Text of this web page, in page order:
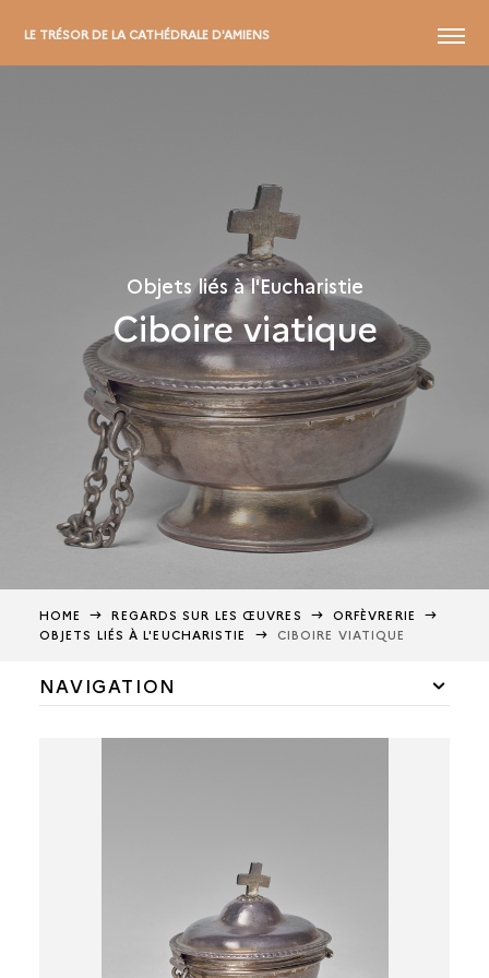
LE TRÉSOR DE LA CATHÉDRALE D'AMIENS MENU
Objets liés à l'Eucharistie
Ciboire viatique
HOME REGARDS SUR LES ŒUVRES
ORFÈVRERIE
OBJETS LIÉS À L'EUCHARISTIE
CIBOIRE VIATIQUE
NAVIGATION
CALICE DE LA FIN DU XVIIIE SIÈCLE
CALICE DE L’ORFÈVRE DENIS LEMPEREUR
CALICE DE L’ORFÈVRE PIERRE PIPPRE
CALICE DIT DE THOMAS BECKET